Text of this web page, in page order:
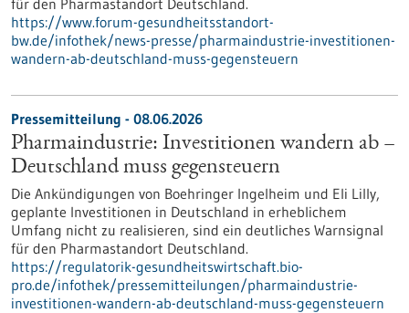
für den Pharmastandort Deutschland.
https://www.forum-gesundheitsstandort-
bw.de/infothek/news-presse/pharmaindustrie-investitionen-
wandern-ab-deutschland-muss-gegensteuern
Pressemitteilung - 08.06.2026
Pharmaindustrie: Investitionen wandern ab –
Deutschland muss gegensteuern
Die Ankündigungen von Boehringer Ingelheim und Eli Lilly,
geplante Investitionen in Deutschland in erheblichem
Umfang nicht zu realisieren, sind ein deutliches Warnsignal
für den Pharmastandort Deutschland.
https://regulatorik-gesundheitswirtschaft.bio-
pro.de/infothek/pressemitteilungen/pharmaindustrie-
investitionen-wandern-ab-deutschland-muss-gegensteuern